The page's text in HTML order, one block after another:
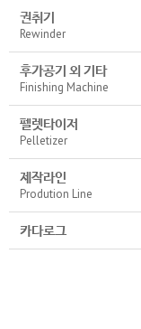
권취기
Rewinder
후가공기 외 기타
Finishing Machine
펠렛타이저
Pelletizer
제작라인
Prodution Line
카다로그